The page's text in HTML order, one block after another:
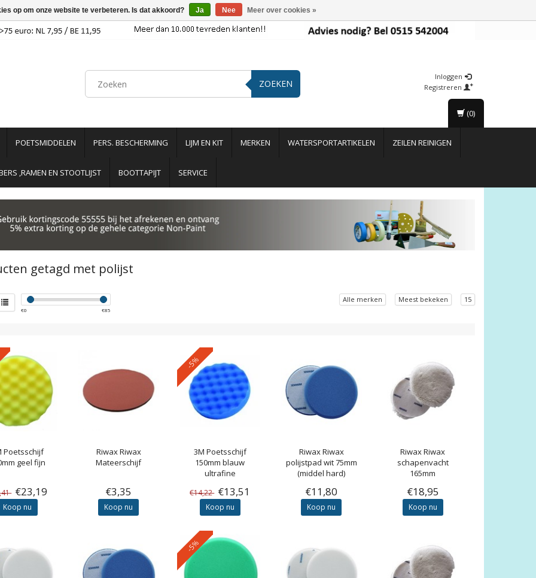
ZOEKEN
Inloggen
Registreren
POETSMIDDELEN PERS. BESCHERMING LIJM EN KIT MERKEN WATERSPORTARTIKELEN ZEILEN REINIGEN
,RAMEN EN STOOTLIJST BOOTTAPIJT SERVICE
(0)
getagd met polijst
€0 €85
Alle merken Meest bekeken 15
Poetsschijf
geel fijn
€23,19
Koop nu
RiwaxRiwax
Mateerschijf
€3,35
Koop nu
-5%
3M Poetsschijf
150mm blauw
ultrafine
€14,22 €13,51
Koop nu
RiwaxRiwax
polijstpad wit 75mm
(middel hard)
€11,80
Koop nu
RiwaxRiwax
schapenvacht
165mm
€18,95
Koop nu
-5%
op om onze website te verbeteren. Is dat akkoord? Ja Nee Meer over cookies »